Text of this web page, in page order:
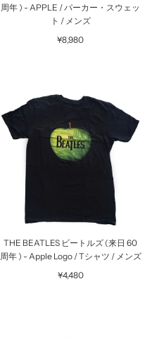
周年 ) - APPLE / パーカー・スウェッ
ト / メンズ
¥8,980
THE BEATLES ビートルズ (来日 60
周年 ) - Apple Logo / Tシャツ / メンズ
¥4,480